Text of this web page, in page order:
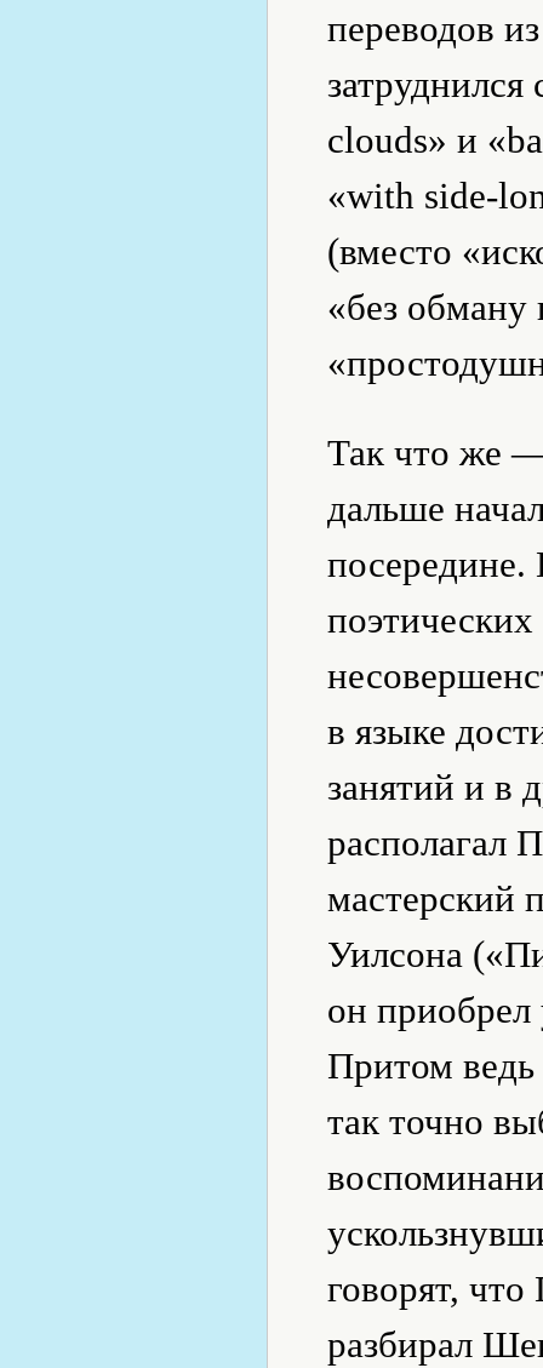
переводов
clouds» и
«with side-
(вместо
«без
Так что же
дальше
посередине.
в языке
занятий и в
располагал
мастерский
Уилсона
он
Притом
так точно
говорят,
разбирал